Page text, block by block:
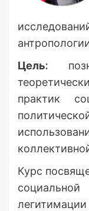
Цель:
практик
Курс